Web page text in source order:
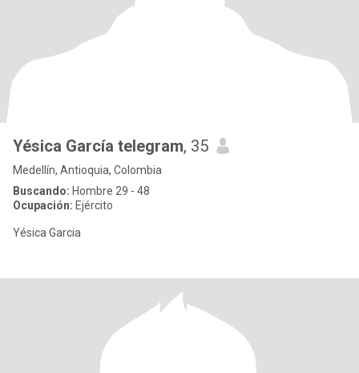
Yésica García telegram, 35
Medellín, Antioquia, Colombia
Buscando: Hombre 29 - 48
Ocupación: Ejército
Yésica Garcia